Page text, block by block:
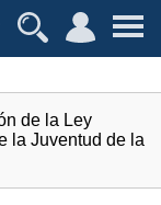
de la Ley
la Juventud de la